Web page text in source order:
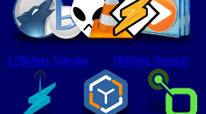
128kbps Stream 96kbps Stream